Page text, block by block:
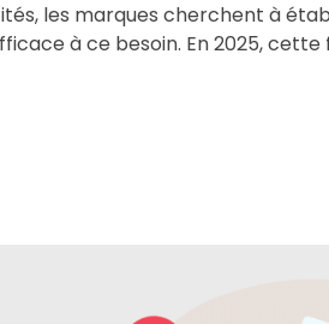
les marques cherchent à
à ce besoin. En 2025,